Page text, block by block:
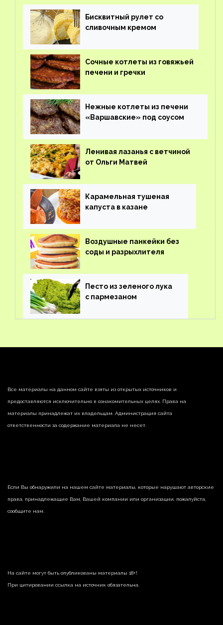
Бисквитный рулет со
сливочным кремом
Сочные котлеты из говяжьей
печени и гречки
Нежные котлеты из печени
«Варшавские» под соусом
Ленивая лазанья с ветчиной
от Ольги Матвей
Карамельная тушеная
капуста в казане
Воздушные панкейки без
соды и разрыхлителя
Песто из зеленого лука
с пармезаном
Все материалы на данном сайте взяты из открытых источников и
предоставляются исключительно в ознакомительных целях. Права на
материалы принадлежат их владельцам. Администрация сайта
ответственности за содержание материала не несет.
Если Вы обнаружили на нашем сайте материалы, которые нарушают авторские
права, принадлежащие Вам, Вашей компании или организации, пожалуйста,
сообщите нам.
На сайте могут быть опубликованы материалы 18+!
При цитировании ссылка на источник обязательна.